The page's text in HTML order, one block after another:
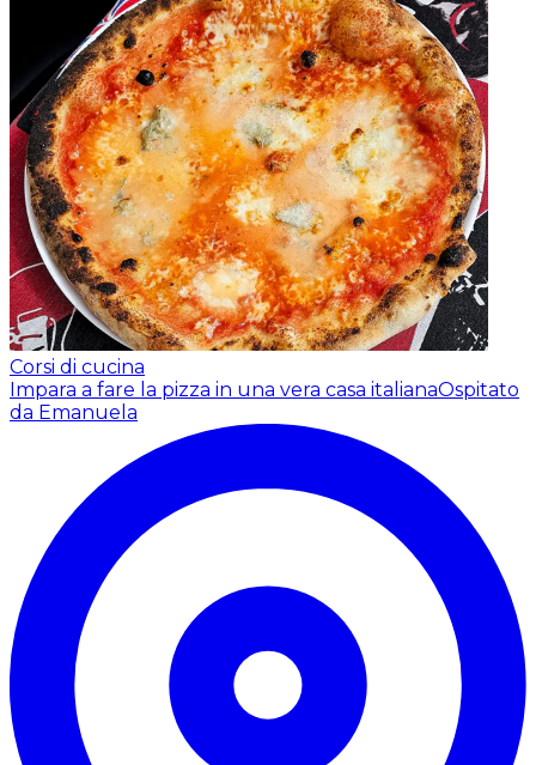
Corsi di cucina
Impara a fare la pizza in una vera casa italianaOspitato
da Emanuela